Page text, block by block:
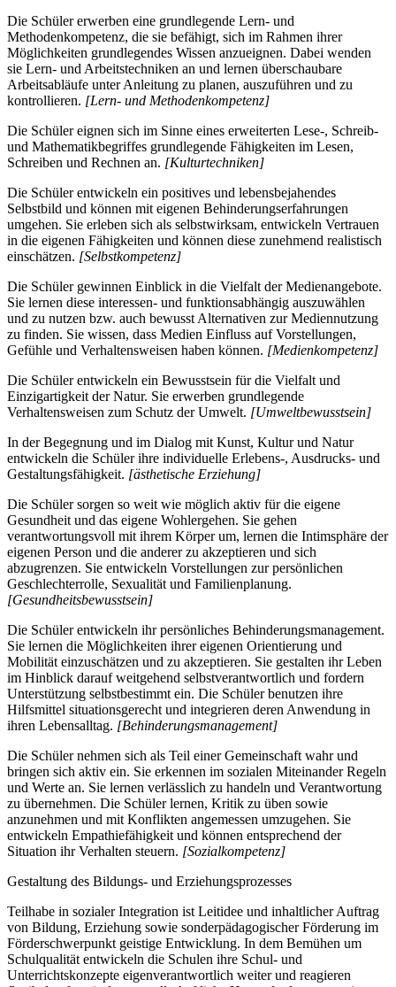
Die Schüler erwerben eine grundlegende Lern- und
Methodenkompetenz, die sie befähigt, sich im Rahmen ihrer
Möglichkeiten grundlegendes Wissen anzueignen. Dabei wenden
sie Lern- und Arbeitstechniken an und lernen überschaubare
Arbeitsabläufe unter Anleitung zu planen, auszuführen und zu
kontrollieren. [Lern- und Methodenkompetenz]
Die Schüler eignen sich im Sinne eines erweiterten Lese-, Schreib-
und Mathematikbegriffes grundlegende Fähigkeiten im Lesen,
Schreiben und Rechnen an. [Kulturtechniken]
Die Schüler entwickeln ein positives und lebensbejahendes
Selbstbild und können mit eigenen Behinderungserfahrungen
umgehen. Sie erleben sich als selbstwirksam, entwickeln Vertrauen
in die eigenen Fähigkeiten und können diese zunehmend realistisch
einschätzen. [Selbstkompetenz]
Die Schüler gewinnen Einblick in die Vielfalt der Medienangebote.
Sie lernen diese interessen- und funktionsabhängig auszuwählen
und zu nutzen bzw. auch bewusst Alternativen zur Mediennutzung
zu finden. Sie wissen, dass Medien Einfluss auf Vorstellungen,
Gefühle und Verhaltensweisen haben können. [Medienkompetenz]
Die Schüler entwickeln ein Bewusstsein für die Vielfalt und
Einzigartigkeit der Natur. Sie erwerben grundlegende
Verhaltensweisen zum Schutz der Umwelt. [Umweltbewusstsein]
In der Begegnung und im Dialog mit Kunst, Kultur und Natur
entwickeln die Schüler ihre individuelle Erlebens-, Ausdrucks- und
Gestaltungsfähigkeit. [ästhetische Erziehung]
Die Schüler sorgen so weit wie möglich aktiv für die eigene
Gesundheit und das eigene Wohlergehen. Sie gehen
verantwortungsvoll mit ihrem Körper um, lernen die Intimsphäre der
eigenen Person und die anderer zu akzeptieren und sich
abzugrenzen. Sie entwickeln Vorstellungen zur persönlichen
Geschlechterrolle, Sexualität und Familienplanung.
[Gesundheitsbewusstsein]
Die Schüler entwickeln ihr persönliches Behinderungsmanagement.
Sie lernen die Möglichkeiten ihrer eigenen Orientierung und
Mobilität einzuschätzen und zu akzeptieren. Sie gestalten ihr Leben
im Hinblick darauf weitgehend selbstverantwortlich und fordern
Unterstützung selbstbestimmt ein. Die Schüler benutzen ihre
Hilfsmittel situationsgerecht und integrieren deren Anwendung in
ihren Lebensalltag. [Behinderungsmanagement]
Die Schüler nehmen sich als Teil einer Gemeinschaft wahr und
bringen sich aktiv ein. Sie erkennen im sozialen Miteinander Regeln
und Werte an. Sie lernen verlässlich zu handeln und Verantwortung
zu übernehmen. Die Schüler lernen, Kritik zu üben sowie
anzunehmen und mit Konflikten angemessen umzugehen. Sie
entwickeln Empathiefähigkeit und können entsprechend der
Situation ihr Verhalten steuern. [Sozialkompetenz]
Gestaltung des Bildungs- und Erziehungsprozesses
Teilhabe in sozialer Integration ist Leitidee und inhaltlicher Auftrag
von Bildung, Erziehung sowie sonderpädagogischer Förderung im
Förderschwerpunkt geistige Entwicklung. In dem Bemühen um
Schulqualität entwickeln die Schulen ihre Schul- und
Unterrichtskonzepte eigenverantwortlich weiter und reagieren